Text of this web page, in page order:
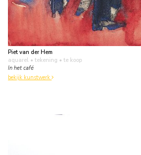
Piet van der Hem
aquarel • tekening • te koop
In het café
bekijk kunstwerk